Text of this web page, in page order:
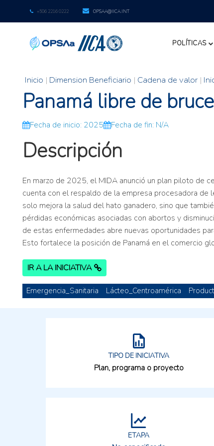
+506 2216 0222 OPSAA@IICA.INT
POLÍTICAS
Inicio | Dimension Beneficiario | Cadena de valor |
Panamá libre de
Fecha de inicio: 2025 Fecha de fin: N/A
Descripción
En marzo de 2025, el MIDA anunció un plan piloto de
cuenta con el respaldo de la empresa procesadora de
solo mejora la salud del hato ganadero, sino que
pérdidas económicas asociadas con abortos y
de estas enfermedades abre nuevas oportunidades
Esto fortalece la posición de Panamá en el comercio
IR A LA INICIATIVA
Emergencia_Sanitaria Lácteo_Centroamérica
TIPO DE INICIATIVA
Plan, programa o proyecto
ETAPA